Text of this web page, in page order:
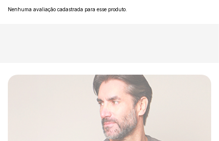
Nenhuma avaliação cadastrada para esse produto.